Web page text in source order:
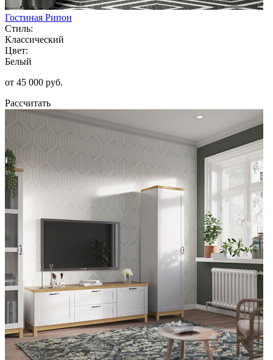
Гостиная Рипон
Стиль:
Классический
Цвет:
Белый
от 45 000 руб.
Рассчитать